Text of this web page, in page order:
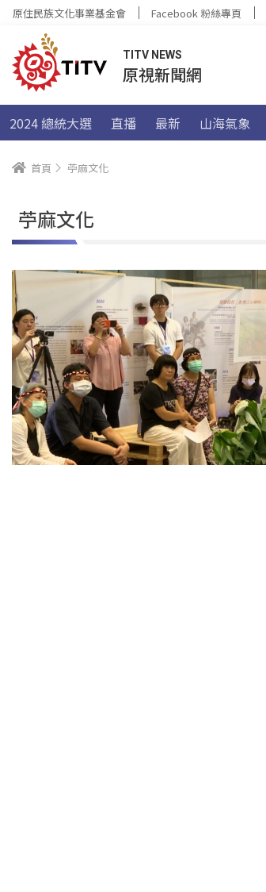
原住民族文化事業基金會 Facebook 粉絲專頁
TITV NEWS
原視新聞網
2024 總統大選 直播 最新 山海氣象
首頁 苧麻文化
苧麻文化